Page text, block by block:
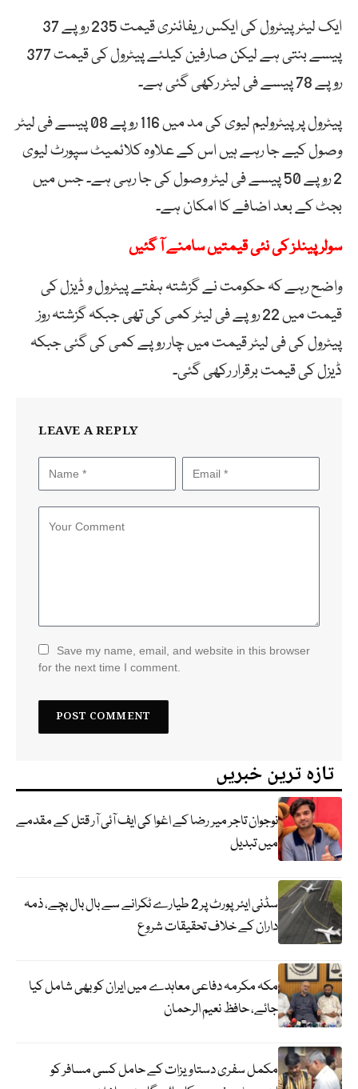
ایک لیٹر پیٹرول کی ایکس ریفائنری قیمت 235 روپے 37
پیسے بنتی ہے لیکن صارفین کیلئے پیٹرول کی قیمت 377
روپے 78 پیسے فی لیٹر رکھی گئی ہے۔
پیٹرول پر پیٹرولیم لیوی کی مد میں 116 روپے 08 پیسے فی لیٹر
وصول کیے جا رہے ہیں اس کے علاوہ کلائمیٹ سپورٹ لیوی
2 روپے 50 پیسے فی لیٹر وصول کی جا رہی ہے۔ جس میں
بجٹ کے بعد اضافے کا امکان ہے۔
سولر پینلز کی نئی قیمتیں سامنے آ گئیں
واضح رہے کہ حکومت نے گزشتہ ہفتے پیٹرول و ڈیزل کی
قیمت میں 22 روپے فی لیٹر کمی کی تھی جبکہ گزشتہ روز
پیٹرول کی فی لیٹر قیمت میں چار روپے کمی کی گئی جبکہ
ڈیزل کی قیمت برقرار رکھی گئی۔
LEAVE A REPLY
Save my name, email, and website in this browser
for the next time I comment.
تازہ ترین خبریں
نوجوان تاجر میر رضا کے اغوا کی ایف آئی آر قتل کے مقدمے
میں تبدیل
سڈنی ایئرپورٹ پر 2 طیارے ٹکرانے سے بال بال بچے، ذمہ
داران کے خلاف تحقیقات شروع
مکہ مکرمہ دفاعی معاہدے میں ایران کو بھی شامل کیا
جائے، حافظ نعیم الرحمان
مکمل سفری دستاویزات کے حامل کسی مسافر کو